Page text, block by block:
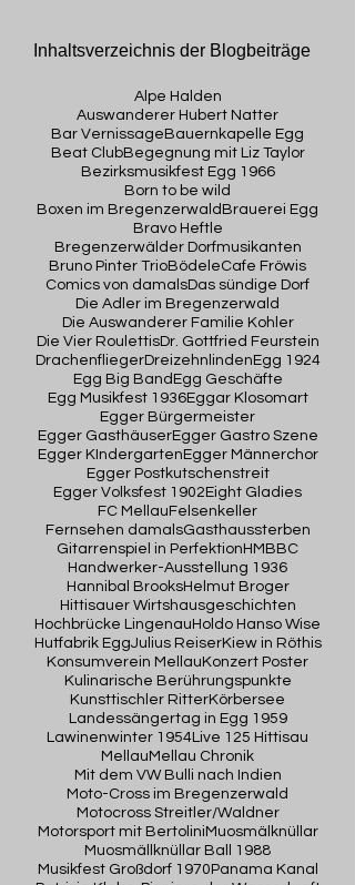
Inhaltsverzeichnis der Blogbeiträge
Alpe Halden
Auswanderer Hubert Natter
Bar Vernissage Bauernkapelle Egg
Beat ClubBegegnung mit Liz Taylor
Bezirksmusikfest Egg 1966
Born to be wild
Boxen im Bregenzerwald Brauerei Egg
Bravo Heftle
Bregenzerwälder Dorfmusikanten
Bruno Pinter TrioBödeleCafe Fröwis
Comics von damalsDas sündige Dorf
Die Adler im Bregenzerwald
Die Auswanderer Familie Kohler
Die Vier RoulettisDr. Gottfried Feurstein
DrachenfliegerDreizehnlinden Egg 1924
Egg Big Band Egg Geschäfte
Egg Musikfest 1936Eggar Klosomart
Egger Bürgermeister
Egger GasthäuserEgger Gastro Szene
Egger KIndergarten Egger Männerchor
Egger Postkutschenstreit
Egger Volksfest 1902 Eight Gladies
FC Mellau Felsenkeller
Fernsehen damalsGasthaussterben
Gitarrenspiel in Perfektion HMBBC
Handwerker-Ausstellung 1936
Hannibal BrooksHelmut Broger
Hittisauer Wirtshausgeschichten
Hochbrücke Lingenau Holdo Hanso Wise
Hutfabrik EggJulius ReiserKiew in Röthis
Konsumverein Mellau Konzert Poster
Kulinarische Berührungspunkte
Kunsttischler RitterKörbersee
Landessängertag in Egg 1959
Lawinenwinter 1954Live 125 Hittisau
Mellau Mellau Chronik
Mit dem VW Bulli nach Indien
Moto-Cross im Bregenzerwald
Motocross Streitler/Waldner
Motorsport mit Bertolini Muosmälknüllar
Muosmällknüllar Ball 1988
Musikfest Großdorf 1970 Panama Kanal